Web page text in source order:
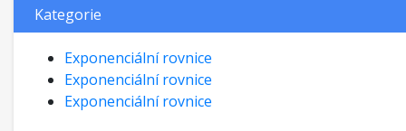
Kategorie
Exponenciální rovnice
Exponenciální rovnice
Exponenciální rovnice